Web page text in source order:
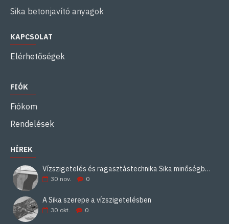
Sika betonjavító anyagok
KAPCSOLAT
Elérhetőségek
FIÓK
Fiókom
Rendelések
HÍREK
Vízszigetelés és ragasztástechnika Sika minőségben
30 nov. 0
A Sika szerepe a vízszigetelésben
30 okt. 0